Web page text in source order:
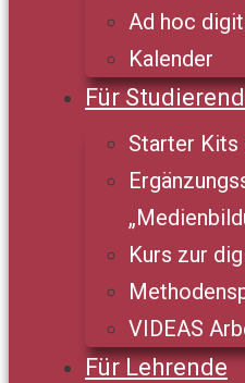
Ad hoc
Kalender
Für
Starter Kits
Kurs zur
VIDEAS
Für Lehrende